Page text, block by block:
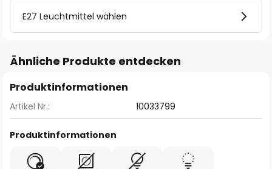
E27 Leuchtmittel wählen
Ähnliche Produkte entdecken
Produktinformationen
Artikel Nr.: 10033799
Produktinformationen